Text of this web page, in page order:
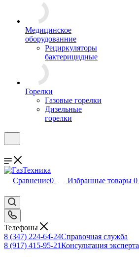
Медицинское
оборудованние
Рециркуляторы
бактерицидные
Горелки
Газовые горелки
Дизельные
горелки
Сравнение0 Избранные товары 0
Телефоны
8 (347) 224-64-24Справочная служба
8 (917) 415-95-21Консультация эксперта